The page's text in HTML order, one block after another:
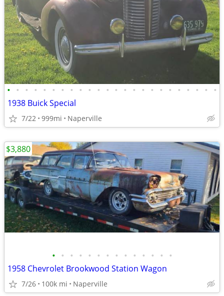
• • • • • • • • • • • • • • • • • • • • • • • •
1938 Buick Special
7/22 999mi Naperville
• • • • • • • • • • • • • •
1958 Chevrolet Brookwood Station Wagon
7/26 100k mi Naperville
$3,880